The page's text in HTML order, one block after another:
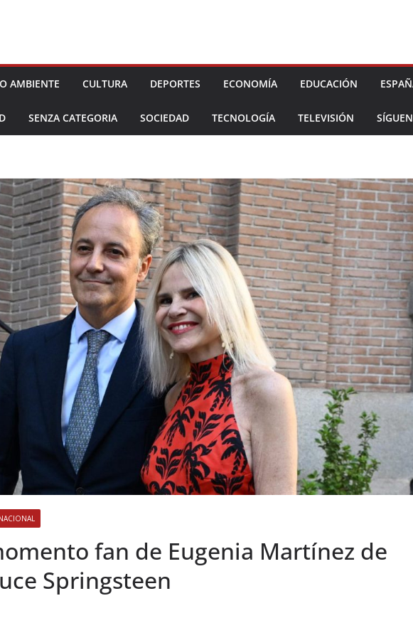
AMBIENTE CULTURA DEPORTES ECONOMÍA EDUCACIÓN
SENZA CATEGORIA SOCIEDAD TECNOLOGÍA TELEVISIÓN
fan de Eugenia Martínez de
Springsteen